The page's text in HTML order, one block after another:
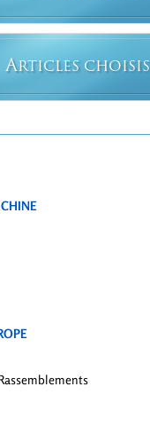
ARTICLES CHOISIS